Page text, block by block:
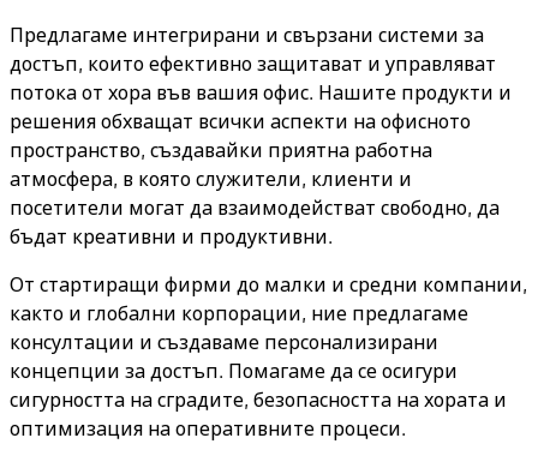
Предлагаме интегрирани и свързани системи за
достъп, които ефективно защитават и управляват
потока от хора във вашия офис. Нашите продукти и
решения обхващат всички аспекти на офисното
пространство, създавайки приятна работна
атмосфера, в която служители, клиенти и
посетители могат да взаимодействат свободно, да
бъдат креативни и продуктивни.
От стартиращи фирми до малки и средни компании,
както и глобални корпорации, ние предлагаме
консултации и създаваме персонализирани
концепции за достъп. Помагаме да се осигури
сигурността на сградите, безопасността на хората и
оптимизация на оперативните процеси.